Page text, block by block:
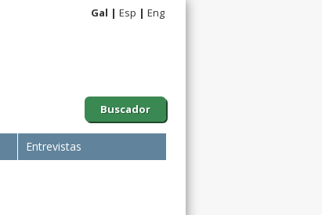
Buscador
Gal Esp Eng
Entrevistas